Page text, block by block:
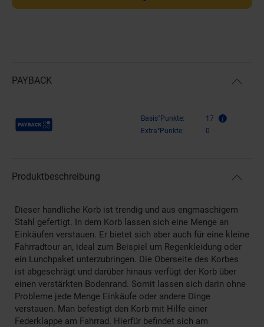
PAYBACK
Payback Punkte Basis°Punkte:
17
Extra°Punkte:
0
Produktbeschreibung
Dieser handliche Korb ist trendig und aus engmaschigem
Stahl gefertigt. In dem Korb lassen sich eine Menge an
Einkäufen verstauen. Er bietet sich aber auch für eine kleine
Fahrradtour an, ideal zum Beispiel um Regenkleidung oder
ein Lunchpaket unterzubringen. Die Oberseite des Korbes
ist abgeschrägt und darüber hinaus verfügt der Korb über
einen verstärkten Bodenrand. Somit lassen sich darin ohne
Probleme jede Menge Einkäufe oder andere Dinge
verstauen. Man befestigt den Korb mit Hilfe einer
Federklappe am Fahrrad. Hierfür befindet sich am